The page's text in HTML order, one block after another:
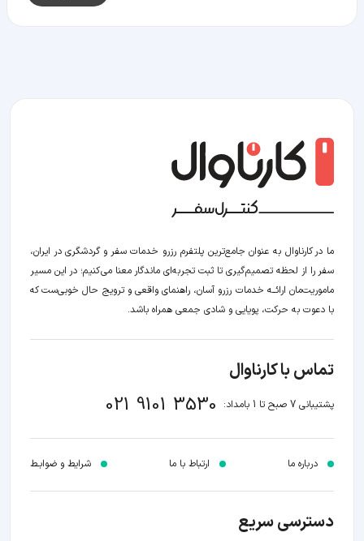
ما در کارناوال به عنوان جامع‌ترین پلتفرم رزرو خدمات سفر و گردشگری در ایران،
سفر را از لحظه‌ تصمیم‌گیری تا ثبت تجربه‌ای ماندگار معنا می‌کنیم؛ در این مسیر‍
ماموریت‌مان اراﺋــﻪ خدمات رزرو آسان، راهنمای واقعی و ترویج حال خوبی‌ست که
با دعوت به حرکت، پویایی و شادی جمعی همراه باشد.
تماس با کارناوال
پشتیبانی 7 صبح تا 1 بامداد: 021 9101 3530
درباره ما ارتباط با ما شرایط و ضوابـط
دسترسی سریع